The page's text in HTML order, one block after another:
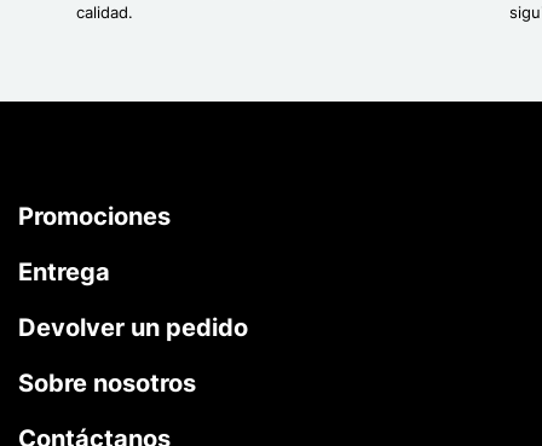
calidad.
Promociones
Entrega
Devolver un pedido
Sobre nosotros
Contáctanos